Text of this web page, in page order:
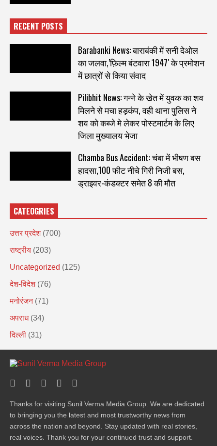
RECENT POSTS
Barabanki News: बाराबंकी में सनी देओल
का जलवा,’फ़िल्म बंटवारा 1947′ के प्रमोशन
में छात्रों से किया संवाद
Pilibhit News: गन्ने के खेत में युवक का शव
मिलने से मचा हड़कंप, वही थाना पुलिस ने
शव को कब्जे मे लेकर पोस्टमार्टम के लिए
जिला मुख्यालय भेजा
Chamba Bus Accident: चंबा में भीषण बस
हादसा,100 फीट नीचे गिरी निजी बस,
ड्राइवर-कंडक्टर समेत 8 की मौत
CATEOGRIES
उत्तर प्रदेश (700)
राष्ट्रीय (203)
Uncategorized (125)
देश-विदेश (76)
मनोरंजन (71)
अपराध (34)
दिल्ली (31)
Thanks for visiting Sunil Verma Media Group. We are dedicated
to bringing you the latest and most trustworthy news from
across the nation and beyond. Stay updated with real stories,
real voices. Thank you for your continued trust and support.